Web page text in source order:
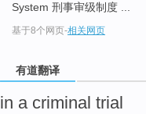
System 刑事审级制度 ...
基于8个网页-相关网页
有道翻译
in a criminal trial